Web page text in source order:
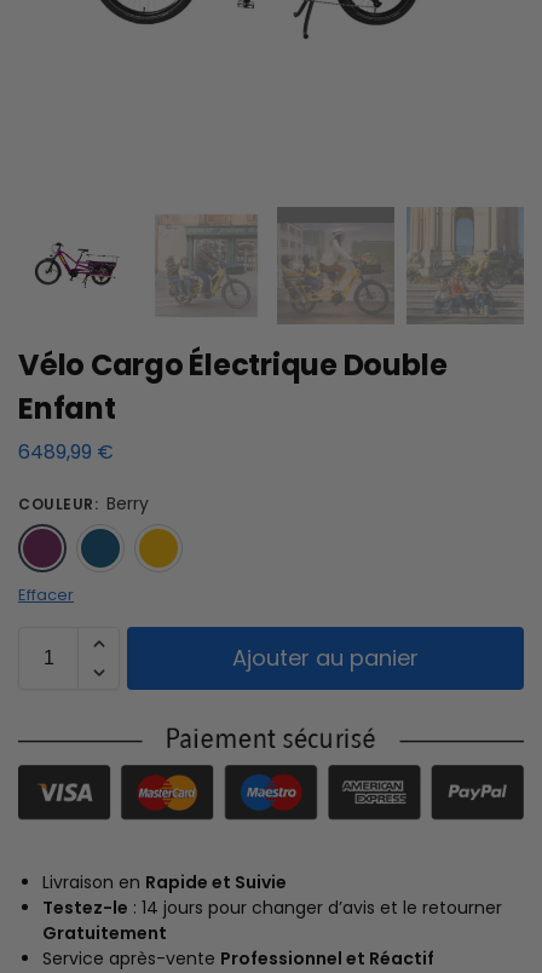
Vélo Cargo Électrique Double
Enfant
6489,99 €
COULEUR: Berry
Berry
Effacer
Ajouter au panier
Livraison en Rapide et Suivie
Testez-le : 14 jours pour changer d’avis et le retourner
Gratuitement
Service après-vente Professionnel et Réactif